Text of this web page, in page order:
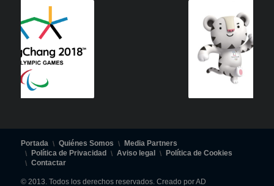
Portada Quiénes Somos
Media Partners
Política de Privacidad
Aviso legal
Política de Cookies
Contactar
© 2013. Todos los derechos reservados. Creado por AD